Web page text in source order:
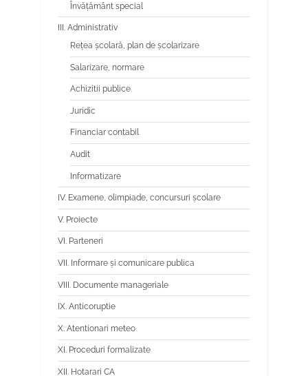
Învăţământ special
III. Administrativ
Reţea şcolară, plan de şcolarizare
Salarizare, normare
Achizitii publice
Juridic
Financiar contabil
Audit
Informatizare
IV. Examene, olimpiade, concursuri școlare
V. Proiecte
VI. Parteneri
VII. Informare și comunicare publica
VIII. Documente manageriale
IX. Anticoruptie
X. Atentionari meteo
XI. Proceduri formalizate
XII. Hotarari CA